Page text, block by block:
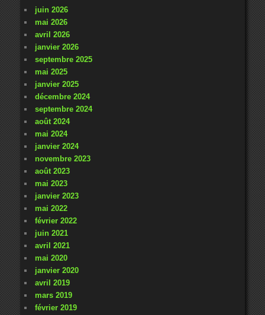
juin 2026
mai 2026
avril 2026
janvier 2026
septembre 2025
mai 2025
janvier 2025
décembre 2024
septembre 2024
août 2024
mai 2024
janvier 2024
novembre 2023
août 2023
mai 2023
janvier 2023
mai 2022
février 2022
juin 2021
avril 2021
mai 2020
janvier 2020
avril 2019
mars 2019
février 2019